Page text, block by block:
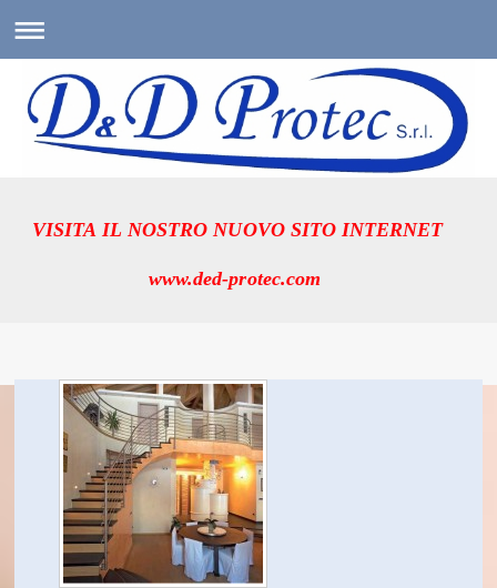
VISITA IL NOSTRO NUOVO SITO INTERNET
www.ded-protec.com